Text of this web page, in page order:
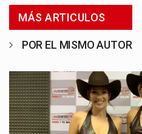
MÁS ARTICULOS
POR EL MISMO AUTOR